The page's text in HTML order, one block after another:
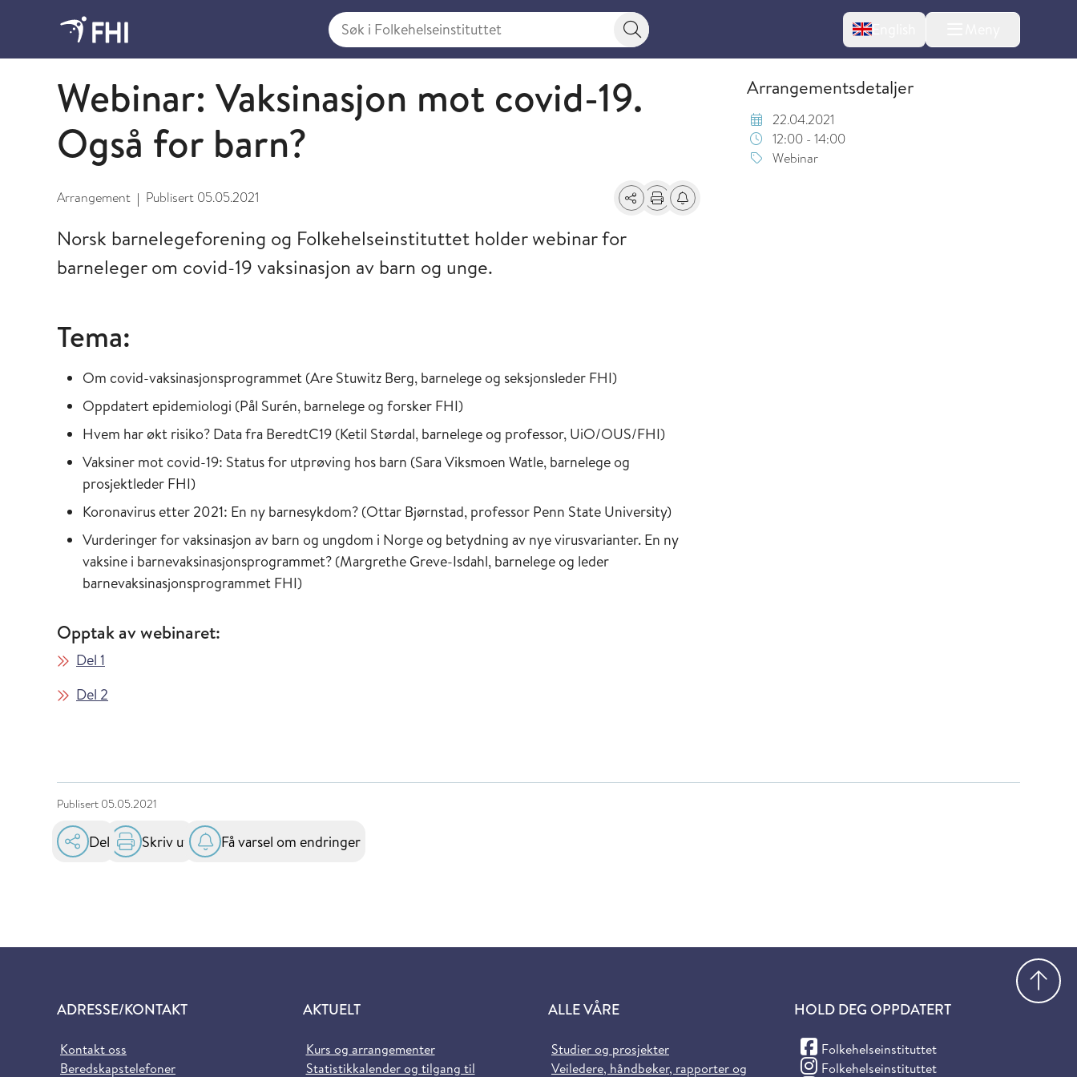
Søk i Folkehelseinstituttet
Søkeknapp English
Koronavirus - arkiverte arrangementer
Webinar: Vaksinasjon mot covid-19.
Også for barn?
Arrangement | Publisert 05.05.2021 Del Skriv utFå varsel om endringer
Norsk barnelegeforening og Folkehelseinstituttet holder webinar for
barneleger om covid-19 vaksinasjon av barn og unge.
Tema:
Om covid-vaksinasjonsprogrammet (Are Stuwitz Berg, barnelege og seksjonsleder FHI)
Oppdatert epidemiologi (Pål Surén, barnelege og forsker FHI)
Hvem har økt risiko? Data fra BeredtC19 (Ketil Størdal, barnelege og professor, UiO/OUS/FHI)
Vaksiner mot covid-19: Status for utprøving hos barn (Sara Viksmoen Watle, barnelege og
prosjektleder FHI)
Koronavirus etter 2021: En ny barnesykdom? (Ottar Bjørnstad, professor Penn State University)
Vurderinger for vaksinasjon av barn og ungdom i Norge og betydning av nye virusvarianter. En ny
vaksine i barnevaksinasjonsprogrammet? (Margrethe Greve-Isdahl, barnelege og leder
barnevaksinasjonsprogrammet FHI)
Opptak av webinaret:
Del 1
Del 2
Arrangementsdetaljer
22.04.2021
12:00 - 14:00
Webinar
Publisert 05.05.2021
Del Skriv ut Få varsel om endringer
ADRESSE/KONTAKT
Kontakt oss
Beredskapstelefoner
AKTUELT
Kurs og arrangementer
Statistikkalender og tilgang til
ALLE VÅRE
Studier og prosjekter
Veiledere, håndbøker, rapporter og
HOLD DEG OPPDATERT
Folkehelseinstituttet
(Facebook)
Folkehelseinstituttet
(Instagram)